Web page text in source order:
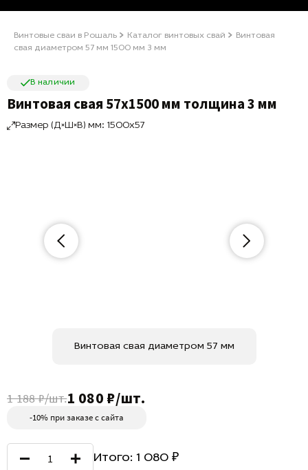
Винтовые сваи в Рошаль Каталог винтовых свай
Винтовая
свая диаметром 57 мм 1500 мм 3 мм
В наличии
Винтовая свая 57х1500 мм толщина 3 мм
Размер (Д×Ш×В) мм: 1500x57
1 188 ₽/шт.1 080 ₽/шт.
-10% при заказе с сайта
Итого: 1 080 ₽
Винтовая свая диаметром 57 мм